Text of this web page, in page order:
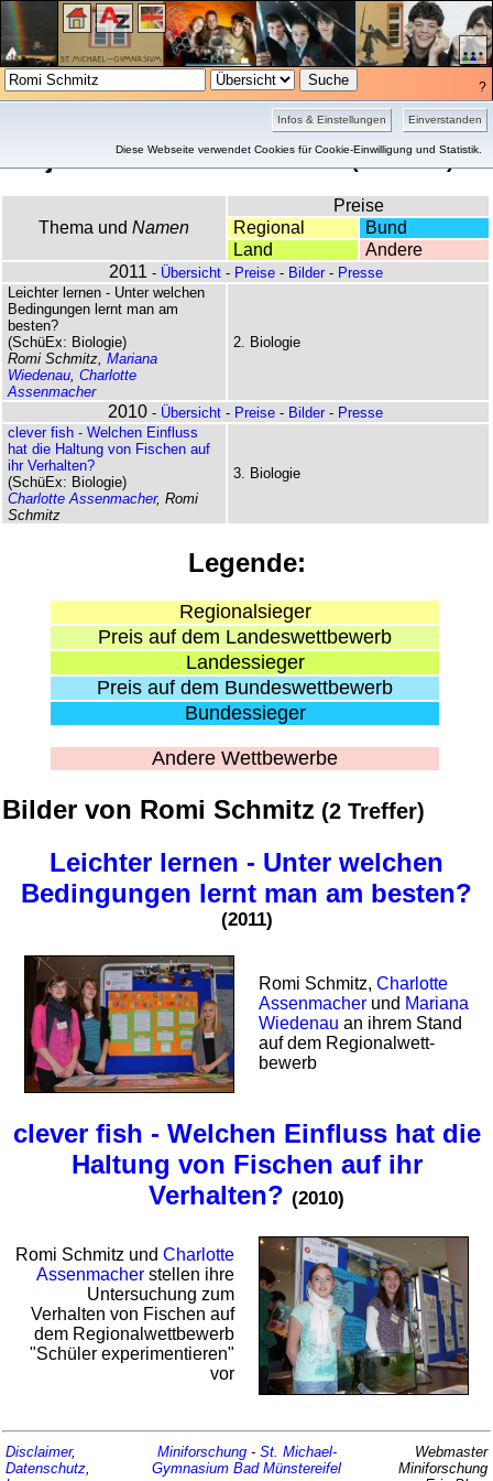
Einverstanden
Infos & Einstellungen
Diese Webseite verwendet Cookies für Cookie-Einwilligung und Statistik.
?
Projekte von Romi Schmitz(2 Treffer)
Thema und Namen
Preise
Regional
Bund
Land
Andere
2011 - Übersicht- Preise- Bilder- Presse
Leichter lernen - Unter welchen
Bedingungen lernt man am
besten?
(SchüEx: Biologie)
Romi Schmitz, Mariana
Wiedenau Charlotte
Assenmacher
2. Biologie
2010 - Übersicht - Preise - Bilder - Presse
clever fish - Welchen Einfluss
hat die Haltung von Fischen auf
ihr Verhalten?
(SchüEx: Biologie)
Charlotte Assenmacher, Romi
Schmitz
3. Biologie
Legende:
Regional­sieger
Preis auf dem Landes­wett­bewerb
Landes­sieger
Preis auf dem Bundes­wett­bewerb
Bundes­sieger
Andere Wettbewerbe
Bilder von Romi Schmitz (2 Treffer)
Leichter lernen - Unter welchen
Bedingungen lernt man am besten?
(2011)
Romi Schmitz, Charlotte
Assenmacher und Mariana
Wiedenau an ihrem Stand
auf dem Regional­wett­
bewerb
clever fish - Welchen Einfluss hat die
Haltung von Fischen auf ihr
Verhalten? (2010)
Romi Schmitz und Charlotte
Assenmacher stellen ihre
Untersuchung zum
Verhalten von Fischen auf
dem Regional­wett­bewerb
"Schüler expe­ri­men­tieren"
vor
Übersicht Bilder
Disclaimer,
Datenschutz
Miniforschung- St. Michael-
Gymnasium Bad Münstereifel
Webmaster
Miniforschung